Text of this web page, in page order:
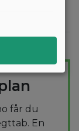
får du
En